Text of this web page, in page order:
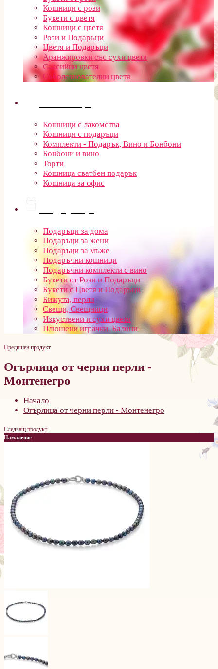
Кошници с рози
Букети с цветя
Кошници с цветя
Рози и Подаръци
Цветя и Подаръци
Аранжировки със сухи цветя
Саксийни цветя
Съболезнователни цветя
Кошници с лакомства
Кошници с подаръци
Комплекти - Подарък, Вино и Бонбони
Бонбони и вино
Торти
Кошница сватбен подарък
Кошница за офис
Подаръци за дома
Подаръци за жени
Подаръци за мъже
Подаръчни кошници
Подаръчни комплекти с вино
Букети от Рози и Подаръци
Букети с Цветя и Подаръци
Бижута, перли
Свещи, Свещници
Изкуствени и сухи цветя
Плюшени играчки, Балони
Предишен продукт
Огърлица от черни перли -
Монтенегро
Начало
Огърлица от черни перли - Монтенегро
Следващ продукт
Намаление